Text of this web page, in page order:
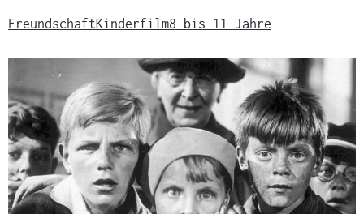
FreundschaftKinderfilm8 bis 11 Jahre